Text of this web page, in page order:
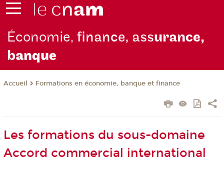
Économie,finance, assurance,
banque
Accueil Formations en économie, banque et finance
Les formations du sous-domaine
Accord commercial international